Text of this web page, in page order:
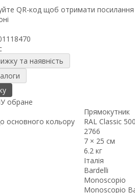
та наявність
У обране
Прямокутник
основного кольору
RAL Classic
2766
7 × 25 см
6.2 кг
Італія
Bardelli
Monoscopio
Monoscopio